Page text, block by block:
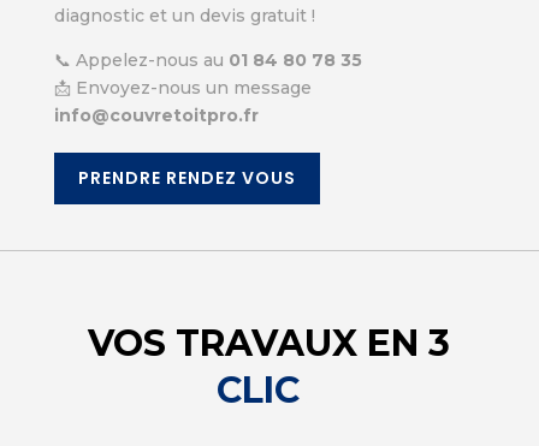
diagnostic et un devis gratuit !
📞 Appelez-nous au 01 84 80 78 35
📩 Envoyez-nous un message
info@couvretoitpro.fr
PRENDRE RENDEZ VOUS
VOS TRAVAUX EN 3
CLICS